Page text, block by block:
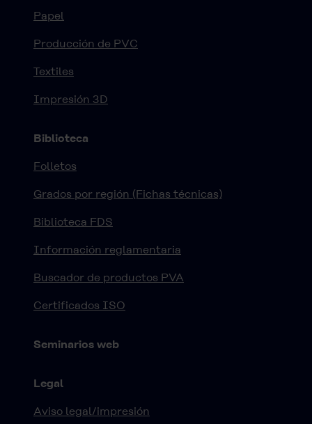
Papel
Producción de PVC
Textiles
Impresión 3D
Biblioteca
Folletos
Grados por región (Fichas técnicas)
Biblioteca FDS
Información reglamentaria
Buscador de productos PVA
Certificados ISO
Seminarios web
Legal
Aviso legal/impresión